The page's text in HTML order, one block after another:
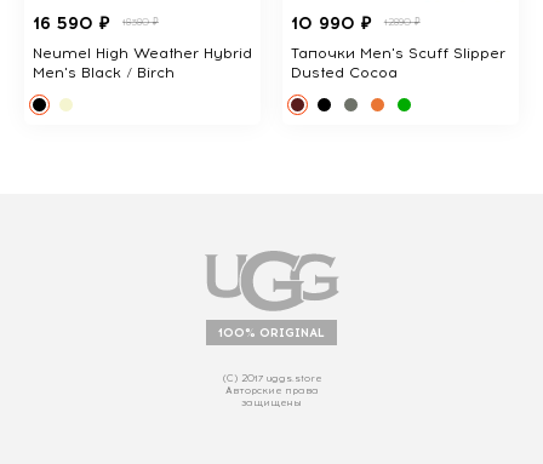
16 590 ₽ 18380 ₽
Neumel High Weather Hybrid
Men's Black / Birch
10 990 ₽ 12890 ₽
Тапочки Men's Scuff Slipper
Dusted Cocoa
100% ORIGINAL
(С) 2017 uggs.store
Авторские права
защищены